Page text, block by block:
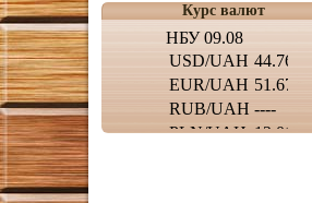
Курс валют